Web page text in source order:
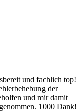
und fachlich top!
der
und mir damit
1000 Dank!